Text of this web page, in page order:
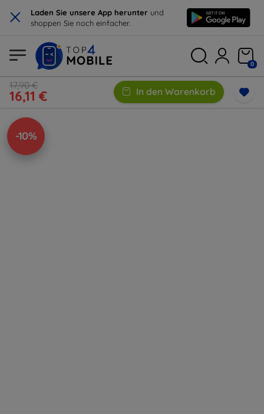
× Laden Sie unsere App herunter und
shoppen Sie noch einfacher.
0
17,90 €
16,11 € In den Warenkorb
-10%